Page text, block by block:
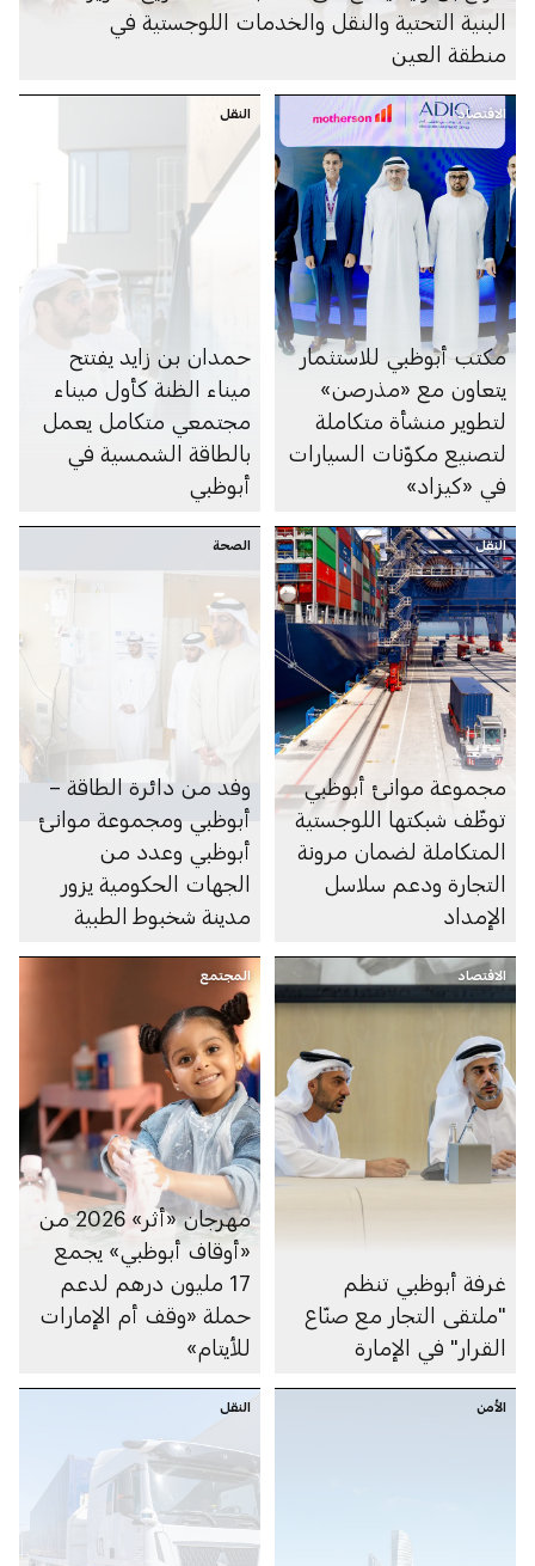
البنية التحتية والنقل والخدمات اللوجستية في
منطقة العين
الاقتصاد
مكتب أبوظبي للاستثمار
يتعاون مع «مذرصن»
لتطوير منشأة متكاملة
لتصنيع مكوّنات السيارات
في «كيزاد»
النقل
حمدان بن زايد يفتتح
ميناء الظنة كأول ميناء
مجتمعي متكامل يعمل
بالطاقة الشمسية في
أبوظبي
النقل
مجموعة موانئ أبوظبي
توظّف شبكتها اللوجستية
المتكاملة لضمان مرونة
التجارة ودعم سلاسل
الإمداد
الصحة
وفد من دائرة الطاقة –
أبوظبي ومجموعة موانئ
أبوظبي وعدد من
الجهات الحكومية يزور
مدينة شخبوط الطبية
من المتضررين جراء
الاعتداءات الإيرانية
الاقتصاد
غرفة أبوظبي تنظم
"ملتقى التجار مع صنّاع
القرار" في الإمارة
المجتمع
مهرجان «أثر» 2026 من
«أوقاف أبوظبي» يجمع
17 مليون درهم لدعم
حملة «وقف أم الإمارات
للأيتام»
الأمن النقل